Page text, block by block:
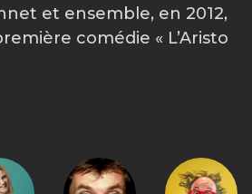
et ensemble, en 2012,
comédie « L’Aristo